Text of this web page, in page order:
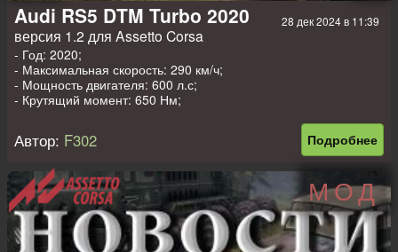
28 дек 2024 в 11:39
Audi RS5 DTM Turbo 2020
версия 1.2 для Assetto Corsa
- Год: 2020;
- Максимальная скорость: 290 км/ч;
- Мощность двигателя: 600 л.с;
- Крутящий момент: 650 Нм;
Подробнее
Автор: F302
МОД